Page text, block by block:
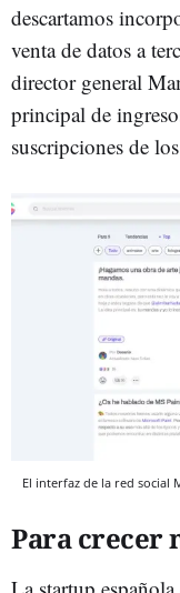
descartamos
venta de datos a
director general
principal de
suscripciones de
El interfaz de la red social
Para crecer